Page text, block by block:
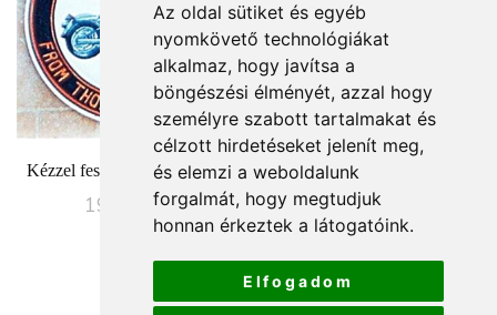
Az oldal sütiket és egyéb
nyomkövető technológiákat
alkalmaz, hogy javítsa a
böngészési élményét, azzal hogy
személyre szabott tartalmakat és
célzott hirdetéseket jelenít meg,
és elemzi a weboldalunk
forgalmát, hogy megtudjuk
honnan érkeztek a látogatóink.
Elfogadom
Kézzel festett motoros tányér
19900 Ft